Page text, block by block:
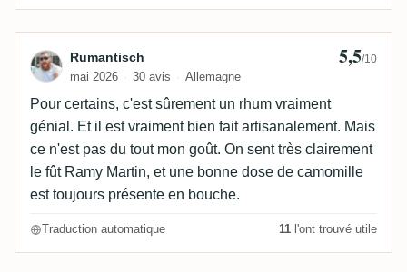
Avis de Rumantisch
Rumantisch
mai 2026 30 avis Allemagne
5,5/10
Pour certains, c'est sûrement un rhum vraiment
génial. Et il est vraiment bien fait artisanalement. Mais
ce n'est pas du tout mon goût. On sent très clairement
le fût Ramy Martin, et une bonne dose de camomille
est toujours présente en bouche.
Traduction automatique 11 l'ont trouvé utile